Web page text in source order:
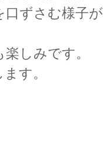
ずさむ様子
しみです。
す。